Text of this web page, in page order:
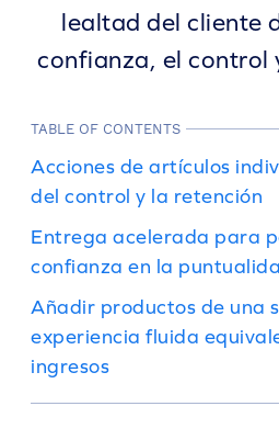
lealtad del cliente
confianza, el control
TABLE OF CONTENTS
Acciones de artículos
del control y la retención
Entrega acelerada para
confianza en la
Añadir productos de una
experiencia fluida
ingresos